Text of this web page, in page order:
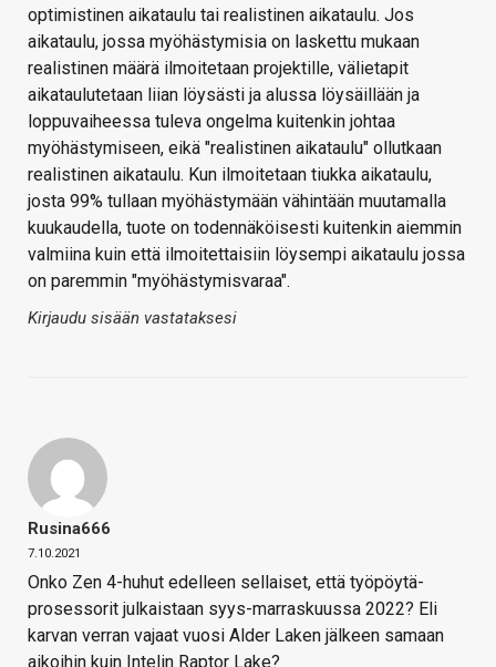
optimistinen aikataulu tai realistinen aikataulu. Jos
aikataulu, jossa myöhästymisia on laskettu mukaan
realistinen määrä ilmoitetaan projektille, välietapit
aikataulutetaan liian löysästi ja alussa löysäillään ja
loppuvaiheessa tuleva ongelma kuitenkin johtaa
myöhästymiseen, eikä "realistinen aikataulu" ollutkaan
realistinen aikataulu. Kun ilmoitetaan tiukka aikataulu,
josta 99% tullaan myöhästymään vähintään muutamalla
kuukaudella, tuote on todennäköisesti kuitenkin aiemmin
valmiina kuin että ilmoitettaisiin löysempi aikataulu jossa
on paremmin "myöhästymisvaraa".
Kirjaudu sisään vastataksesi
Rusina666
7.10.2021
Onko Zen 4-huhut edelleen sellaiset, että työpöytä-
prosessorit julkaistaan syys-marraskuussa 2022? Eli
karvan verran vajaat vuosi Alder Laken jälkeen samaan
aikoihin kuin Intelin Raptor Lake?